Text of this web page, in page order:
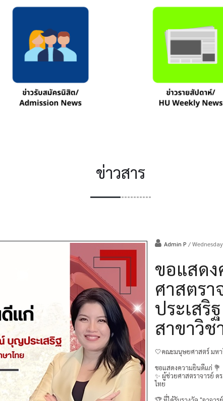
ข่าวสาร
Admin P /
ขอแสด
ศาสตร
ประเสริ
สาขาวิช
🤍คณะมนุษยศาสตร์ มห
ขอแสดงความยินดีแก่ 💐
✨ ผู้ช่วยศาสตราจารย์
ไทย